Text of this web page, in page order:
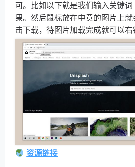
可。比如以下就是我们输入关键
果。然后鼠标放在中意的图片上
击下载，待图片加载完成就可以右
资源链接